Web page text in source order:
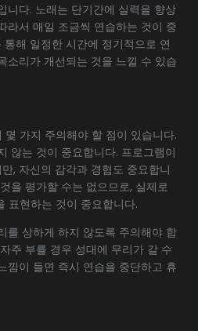
니다. 노래는 단기간에 실력을 향상
라서 매일 조금씩 연습하는 것이 중
해 일정한 시간에 정기적으로 연
소리가 개선되는 것을 느낄 수 있습
가지 주의해야 할 점이 있습니다.
않는 것이 중요합니다. 프로그램이
, 자신의 감각과 경험도 중요합니
을 평가할 수는 없으므로, 실제로
표현하는 것이 중요합니다.
를 상하게 하지 않도록 주의해야 합
주 부를 경우 성대에 무리가 갈 수
낌이 들면 즉시 연습을 중단하고 휴